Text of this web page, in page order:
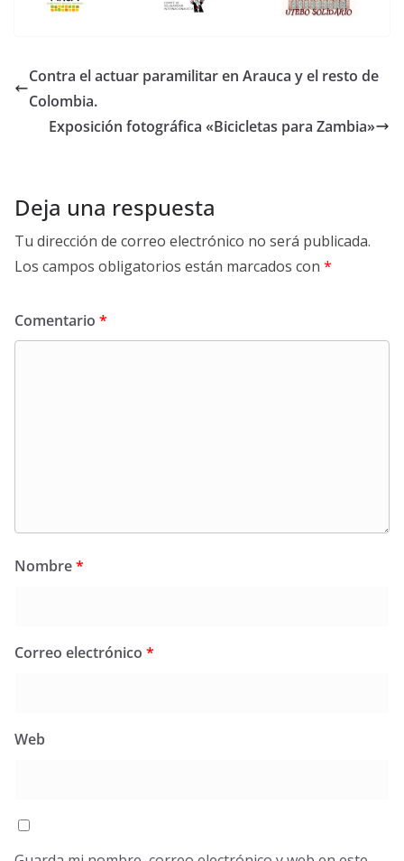
Contra el actuar paramilitar en Arauca y el resto de
Colombia.
Exposición fotográfica «Bicicletas para Zambia»
Deja una respuesta
Tu dirección de correo electrónico no será publicada.
Los campos obligatorios están marcados con *
Comentario *
Nombre*
Correo electrónico *
Web